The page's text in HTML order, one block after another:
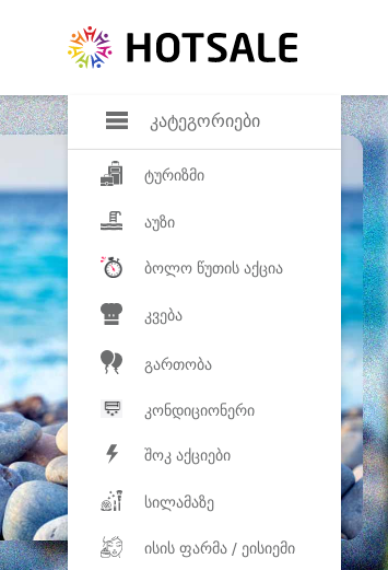
კატეგორიები
ტურიზმი
აუზი
ბოლო წუთის აქცია
კვება
გართობა
კონდიციონერი
შოკ აქციები
სილამაზე
ისის ფარმა / ეისიემი